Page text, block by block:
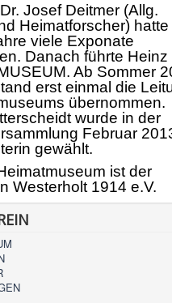
Josef Deitmer (Allg.
Heimatforscher) hatte
viele Exponate
Danach führte Heinz
Ab Sommer
erst einmal die
übernommen.
wurde in der
Februar
gewählt.
ist der
Westerholt 1914 e.V.